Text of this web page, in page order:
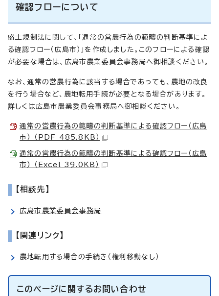
確認フローについて
盛土規制法に関して、「通常の営農行為の範疇の判断基準によ
る確認フロー（広島市）」を作成しました。このフローによる確認
が必要な場合は、広島市農業委員会事務局へ御相談ください。
なお、通常の営農行為に該当する場合であっても、農地の改良
を行う場合など、農地転用手続が必要となる場合があります。
詳しくは広島市農業委員会事務局へ御相談ください。
通常の営農行為の範疇の判断基準による確認フロー（広島
市） （PDF 485.8KB）
通常の営農行為の範疇の判断基準による確認フロー（広島
市） （Excel 39.0KB）
【相談先】
広島市農業委員会事務局
【関連リンク】
農地転用する場合の手続き（権利移動なし）
このページに関するお問い合わせ